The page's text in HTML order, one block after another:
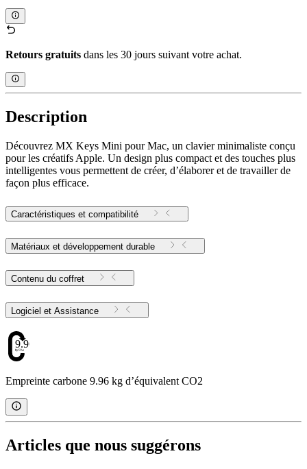
Retours gratuits dans les 30 jours suivant votre achat.
Description
Découvrez MX Keys Mini pour Mac, un clavier minimaliste conçu
pour les créatifs Apple. Un design plus compact et des touches plus
intelligentes vous permettent de créer, d’élaborer et de travailler de
façon plus efficace.
Caractéristiques et compatibilité
Matériaux et développement durable
Contenu du coffret
Logiciel et Assistance
9.96
Empreinte carbone 9.96 kg d’équivalent CO2
Articles que nous suggérons